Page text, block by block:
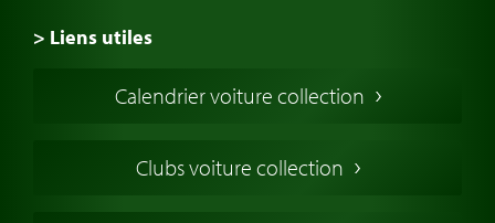
> Liens utiles
Voiture Collection Europe
Voitures Anglaises
Calendrier voiture collection
Clubs voiture collection